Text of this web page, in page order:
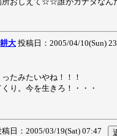
大 投稿日：2005/04/10(Sun)
たみたいやね！！！
り。今を生きろ！・・・
稿日：2005/03/19(Sat) 07:47